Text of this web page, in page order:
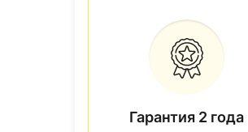
Гарантия 2 года